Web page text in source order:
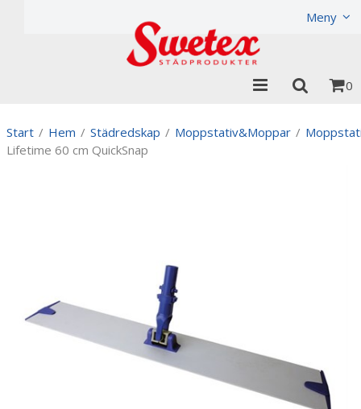
Meny
0
Start / Hem / Städredskap / Moppstativ&Moppar /
Lifetime 60 cm QuickSnap